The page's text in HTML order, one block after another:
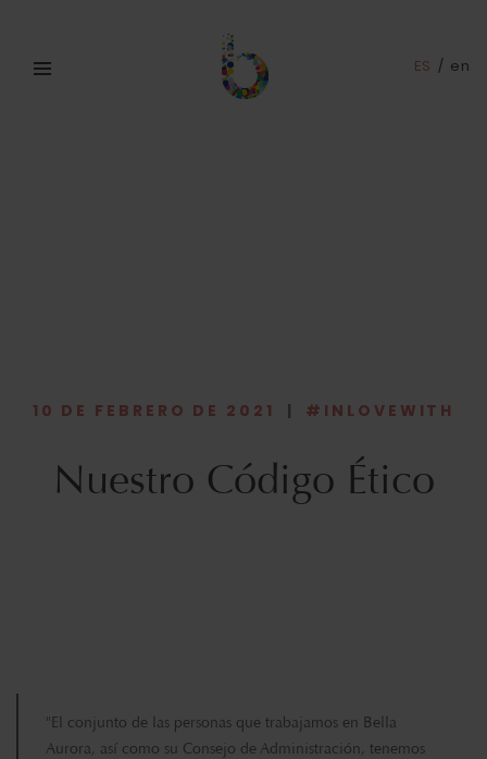
ES / en
10 DE FEBRERO DE 2021 | #INLOVEWITH
Nuestro Código Ético
"El conjunto de las personas que trabajamos en Bella
Aurora, así como su Consejo de Administración, tenemos